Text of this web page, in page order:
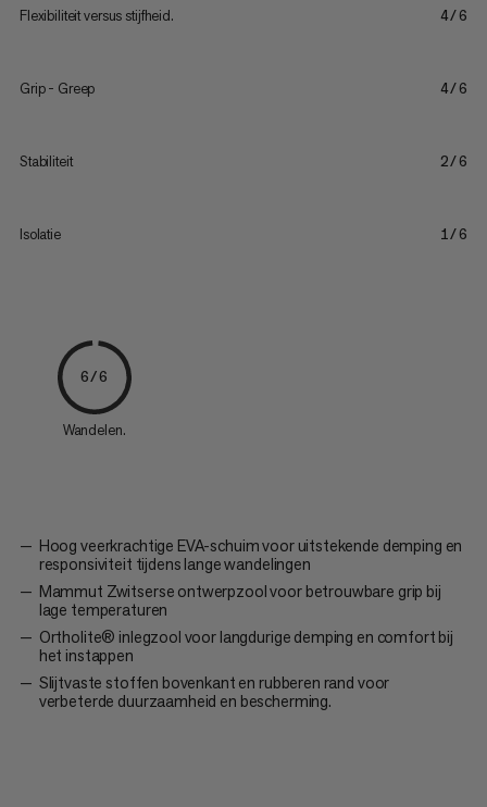
Flexibiliteit versus stijfheid. 4/6
Grip - Greep 4/6
Stabiliteit 2/6
Isolatie 1/6
6/6
Wandelen.
Hoog veerkrachtige EVA-schuim voor uitstekende demping en
responsiviteit tijdens lange wandelingen
Mammut Zwitserse ontwerpzool voor betrouwbare grip bij
lage temperaturen
Ortholite® inlegzool voor langdurige demping en comfort bij
het instappen
Slijtvaste stoffen bovenkant en rubberen rand voor
verbeterde duurzaamheid en bescherming.